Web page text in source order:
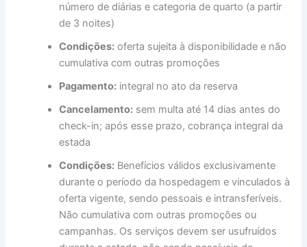
número de diárias e categoria de quarto (a partir
de 3 noites)
Condições: oferta sujeita à disponibilidade e não
cumulativa com outras promoções
Pagamento: integral no ato da reserva
Cancelamento: sem multa até 14 dias antes do
check-in; após esse prazo, cobrança integral da
estada
Condições: Benefícios válidos exclusivamente
durante o período da hospedagem e vinculados à
oferta vigente, sendo pessoais e intransferíveis.
Não cumulativa com outras promoções ou
campanhas. Os serviços devem ser usufruídos